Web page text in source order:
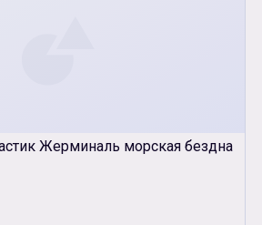
Жерминаль морская бездна